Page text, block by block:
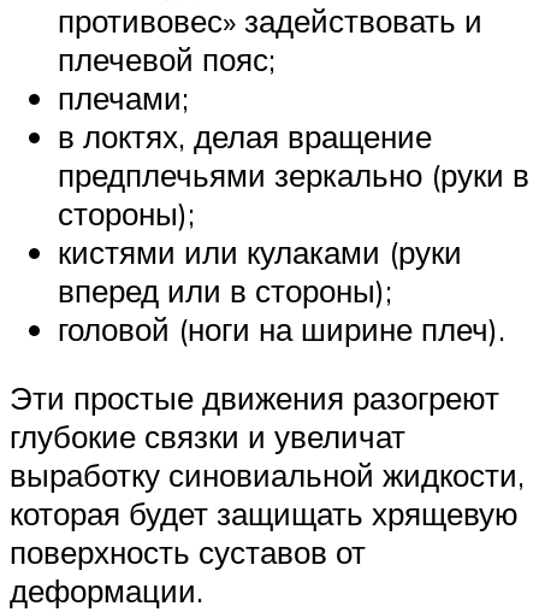
противовес» задействовать и
плечевой пояс;
плечами;
в локтях, делая вращение
предплечьями зеркально (руки в
стороны);
кистями или кулаками (руки
вперед или в стороны);
головой (ноги на ширине плеч).
Эти простые движения разогреют
глубокие связки и увеличат
выработку синовиальной жидкости,
которая будет защищать хрящевую
поверхность суставов от
деформации.